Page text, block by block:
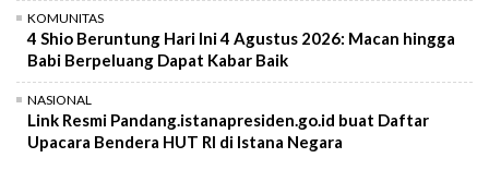
KOMUNITAS
4 Shio Beruntung Hari Ini 4 Agustus 2026: Macan hingga
Babi Berpeluang Dapat Kabar Baik
NASIONAL
Link Resmi Pandang.istanapresiden.go.id buat Daftar
Upacara Bendera HUT RI di Istana Negara